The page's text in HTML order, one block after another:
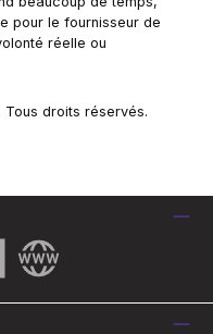
pour le fournisseur de
réelle ou
Tous droits réservés.
Website